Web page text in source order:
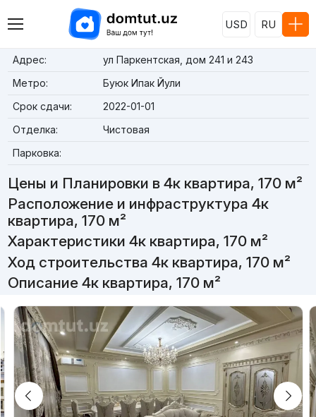
USD RU
Адрес:
ул Паркентская, дом 241 и 243
Метро:
Буюк Ипак Йули
Срок сдачи:
2022-01-01
Отделка:
Чистовая
Парковка:
Цены и Планировки в 4к квартира, 170 м²
Расположение и инфраструктура 4к
квартира, 170 м²
Характеристики 4к квартира, 170 м²
Ход строительства 4к квартира, 170 м²
Описание 4к квартира, 170 м²